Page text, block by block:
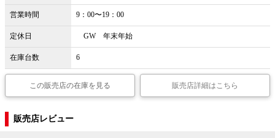
営業時間 9：00〜19：00
定休日 GW 年末年始
在庫台数 6
この販売店の在庫を見る 販売店詳細はこちら
販売店レビュー